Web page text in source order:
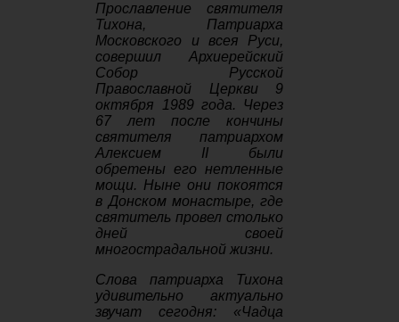
Прославление святителя
Тихона, Патриарха
Московского и всея Руси,
совершил Архиерейский
Собор Русской
Православной Церкви 9
октября 1989 года. Через
67 лет после кончины
святителя патриархом
Алексием II были
обретены его нетленные
мощи. Ныне они покоятся
в Донском монастыре, где
святитель провел столько
дней своей
многострадальной жизни.
Слова патриарха Тихона
удивительно актуально
звучат сегодня: «Чадца